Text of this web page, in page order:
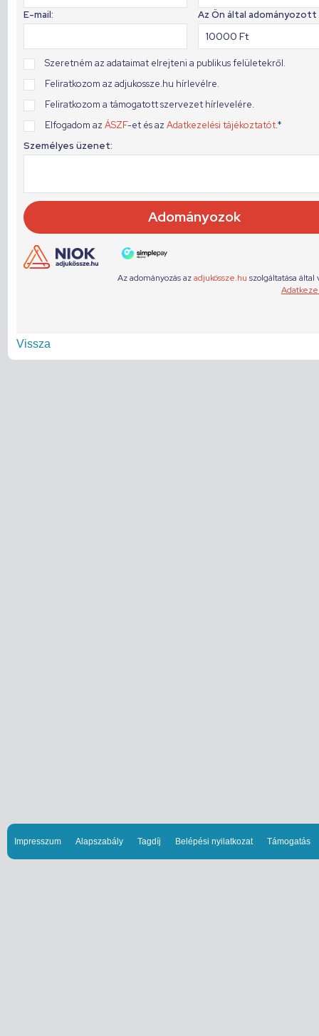
Vissza
Impresszum Alapszabály Tagdíj Belépési nyilatkozat Támogatás